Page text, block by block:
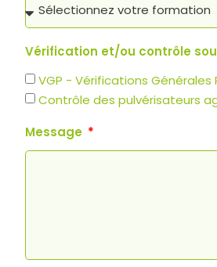
Vérification et/ou contrôle
VGP - Vérifications Générales
Contrôle des pulvérisateurs
Message